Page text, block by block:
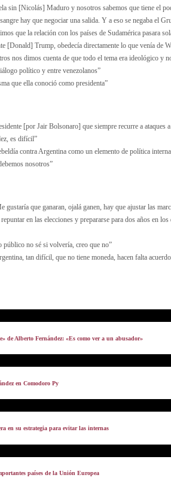
sin [Nicolás] Maduro y nosotros sabemos que tiene el
hay que negociar una salida. Y a eso se negaba el
que la relación con los países de Sudamérica pasara
[Donald] Trump, obedecía directamente lo que venía de
nos dimos cuenta de que todo el tema era ideológico y
político y entre venezolanos”
que ella conoció como presidenta”
[por Jair Bolsonaro] que siempre recurre a ataques
es difícil”
contra Argentina como un elemento de política
nosotros”
gustaría que ganaran, ojalá ganen, hay que ajustar las
en las elecciones y prepararse para dos años en
público no sé si volvería, creo que no”
tan difícil, que no tiene moneda, hacen falta
de Alberto Fernández: «Es como ver a un abusador»
en Comodoro Py
en su estrategia para evitar las internas
países de la Unión Europea